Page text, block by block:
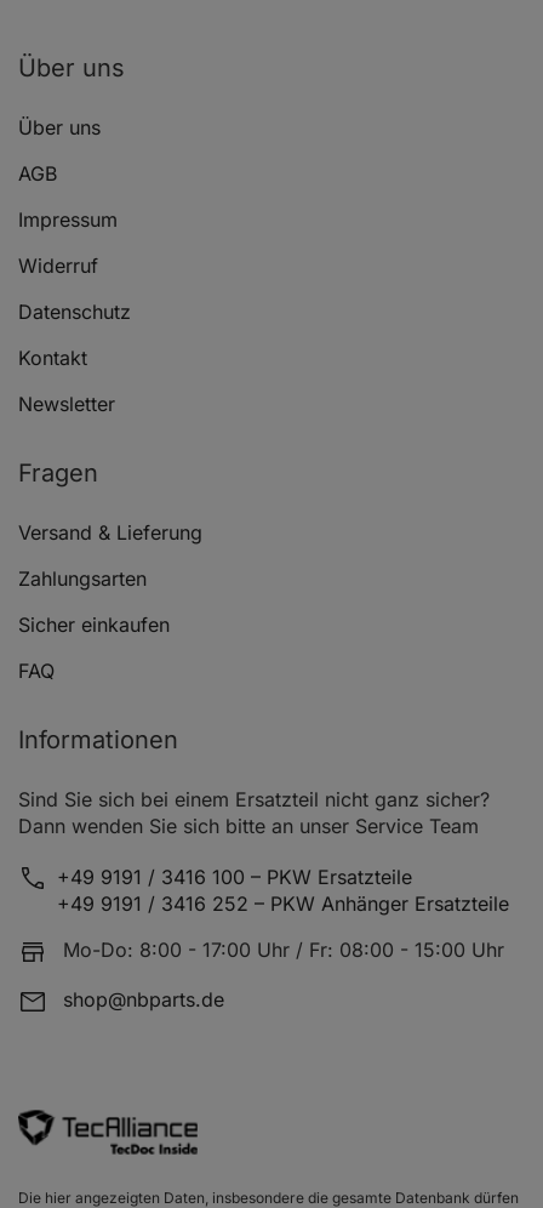
Über uns
Über uns
AGB
Impressum
Widerruf
Datenschutz
Kontakt
Newsletter
Fragen
Versand & Lieferung
Zahlungsarten
Sicher einkaufen
FAQ
Informationen
Sind Sie sich bei einem Ersatzteil nicht ganz sicher?
Dann wenden Sie sich bitte an unser Service Team
+49 9191 / 3416 100 – PKW Ersatzteile
+49 9191 / 3416 252 – PKW Anhänger Ersatzteile
Mo-Do: 8:00 - 17:00 Uhr / Fr: 08:00 - 15:00 Uhr
shop@nbparts.de
Die hier angezeigten Daten, insbesondere die gesamte Datenbank dürfen